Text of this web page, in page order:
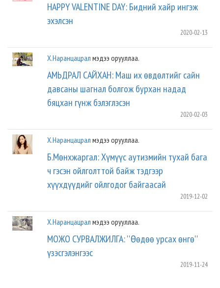
HAPPY VALENTINE DAY: Бидний хайр ингэж
эхэлсэн
2020-02-13
Х.Наранцацрал мэдээ орууллаа.
АМЬДРАЛ САЙХАН: Маш их өвдөлтийг сайн
давсаны шагнал болгож бурхан надад
бяцхан гүнж бэлэглэсэн
2020-02-03
Х.Наранцацрал мэдээ орууллаа.
Б.Мөнхжаргал: Хүмүүс аутизмийн тухай бага
ч гэсэн ойлголттой байж тэдгээр
хүүхдүүдийг ойлгодог байгаасай
2019-12-02
Х.Наранцацрал мэдээ орууллаа.
МОЖО СУРВАЛЖИЛГА: ''Өөдөө урсах өнгө''
үзэсгэлэнгээс
2019-11-24